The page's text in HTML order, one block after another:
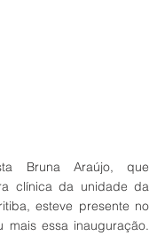
Bruna Araújo, que
clínica da unidade da
esteve presente no
mais essa inauguração.